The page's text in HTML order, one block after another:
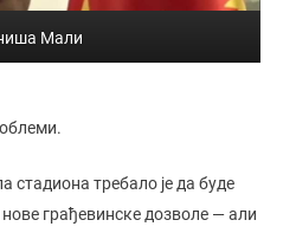
Мали
стадиона требало је да буде
грађевинске дозволе — али